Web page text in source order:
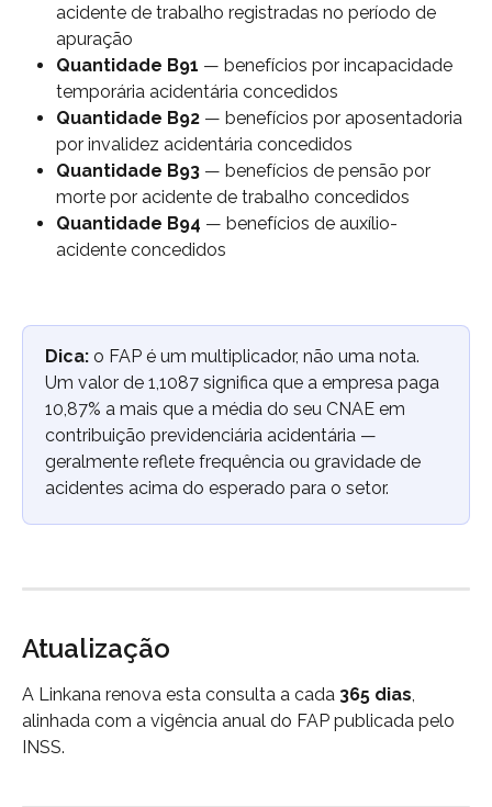
acidente de trabalho registradas no período de
apuração
Quantidade B91 — benefícios por incapacidade
temporária acidentária concedidos
Quantidade B92 — benefícios por aposentadoria
por invalidez acidentária concedidos
Quantidade B93 — benefícios de pensão por
morte por acidente de trabalho concedidos
Quantidade B94 — benefícios de auxílio-
acidente concedidos
Dica: o FAP é um multiplicador, não uma nota.
Um valor de 1,1087 significa que a empresa paga
10,87% a mais que a média do seu CNAE em
contribuição previdenciária acidentária —
geralmente reflete frequência ou gravidade de
acidentes acima do esperado para o setor.
Atualização
A Linkana renova esta consulta a cada 365 dias,
alinhada com a vigência anual do FAP publicada pelo
INSS.